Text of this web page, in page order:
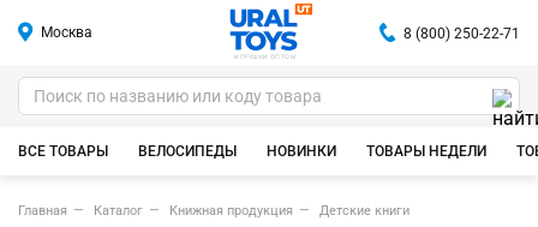
Москва
ИГРУШКИ ОПТОМ
8 (800) 250-22-71
ВСЕ ТОВАРЫ ВЕЛОСИПЕДЫ НОВИНКИ ТОВАРЫ НЕДЕЛИ
Главная Каталог Книжная продукция Детские книги